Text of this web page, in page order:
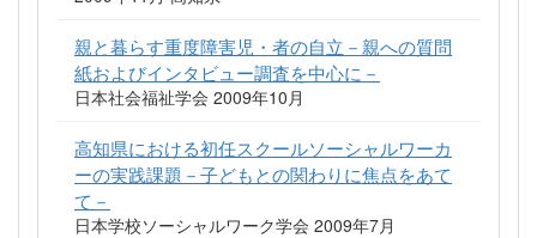
親と暮らす重度障害児・者の自立－親への質問
紙およびインタビュー調査を中心に－
日本社会福祉学会 2009年10月
高知県における初任スクールソーシャルワーカ
ーの実践課題－子どもとの関わりに焦点をあて
て－
日本学校ソーシャルワーク学会 2009年7月